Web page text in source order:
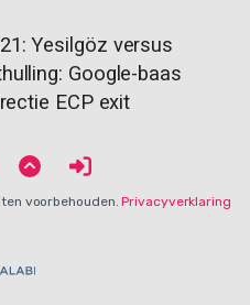
Yesilgöz versus
Google-baas
ECP exit
voorbehouden.Privacyverklaring